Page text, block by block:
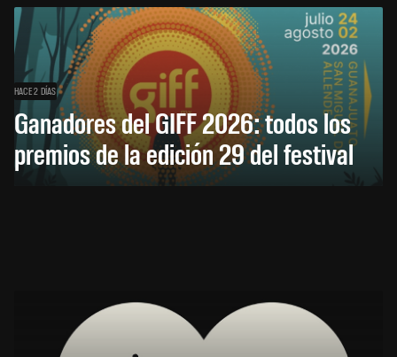
HACE 2 DÍAS
Ganadores del GIFF 2026: todos los
premios de la edición 29 del festival